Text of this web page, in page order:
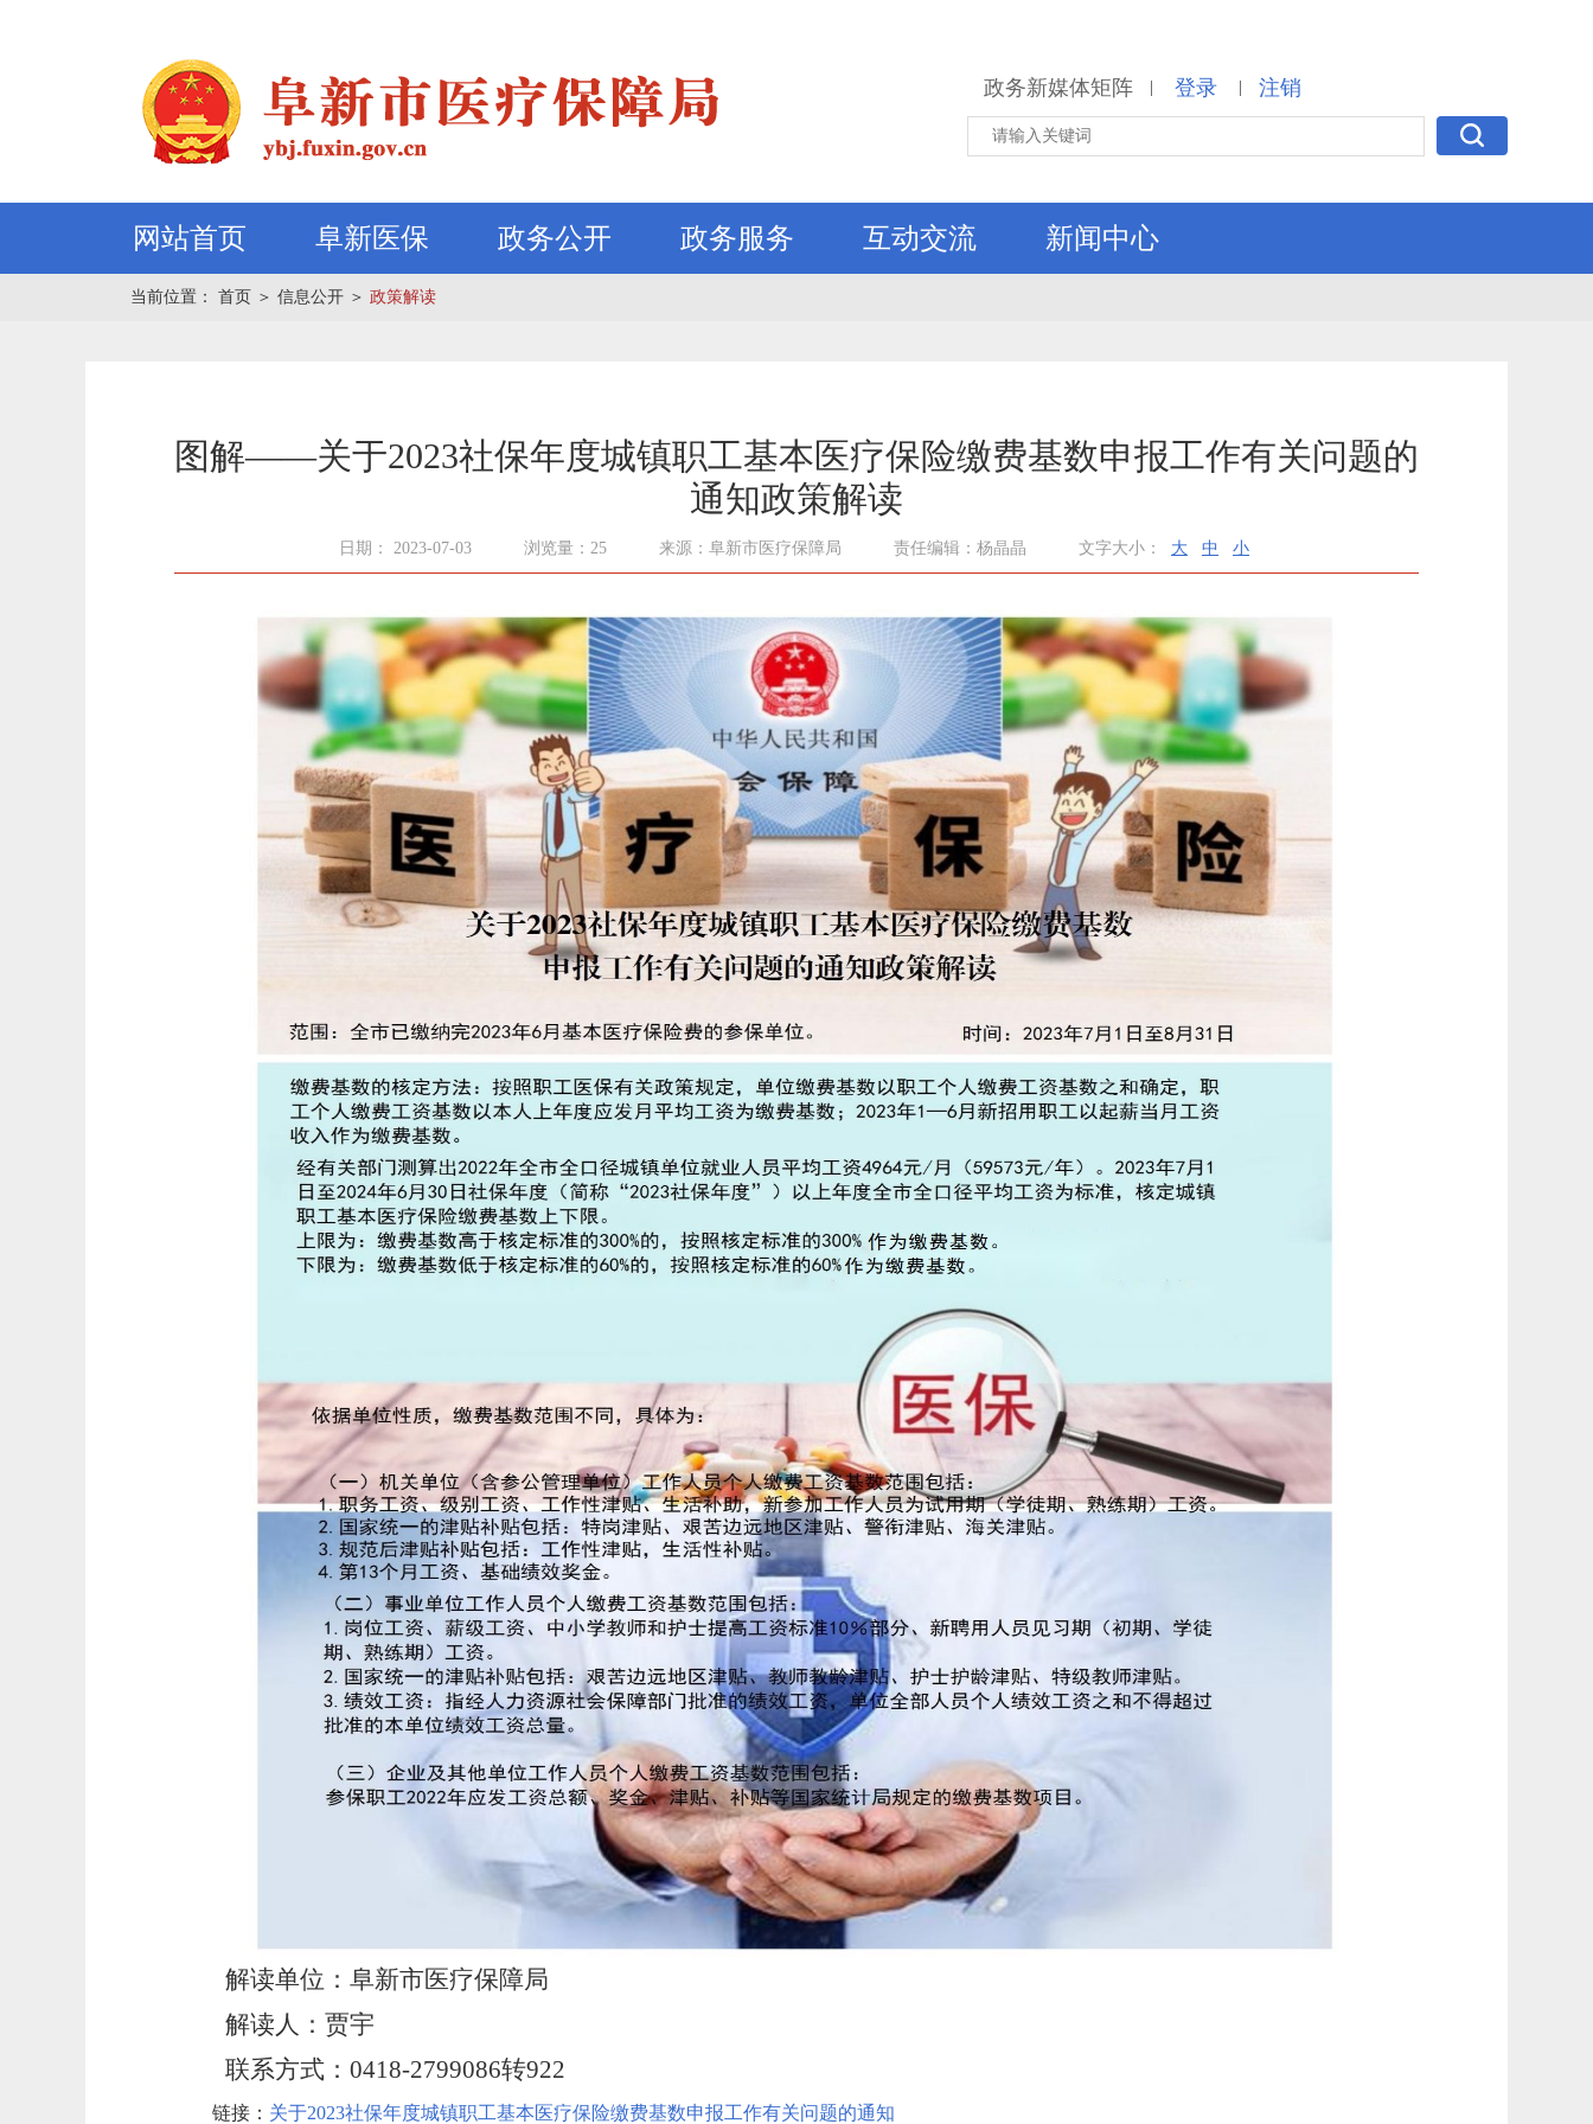
政务新媒体矩阵 | 登录 | 注销
网站首页 阜新医保 政务公开 政务服务 互动交流 新闻中心
当前位置： 首页 ＞ 信息公开 ＞ 政策解读
图解——关于2023社保年度城镇职工基本医疗保险缴费基数申报工作有关问题的
通知政策解读
日期： 2023-07-03 浏览量：25 来源：阜新市医疗保障局 责任编辑：杨晶晶 文字大小： 大 中 小
解读单位：阜新市医疗保障局
解读人：贾宇
联系方式：0418-2799086转922
链接： 关于2023社保年度城镇职工基本医疗保险缴费基数申报工作有关问题的通知